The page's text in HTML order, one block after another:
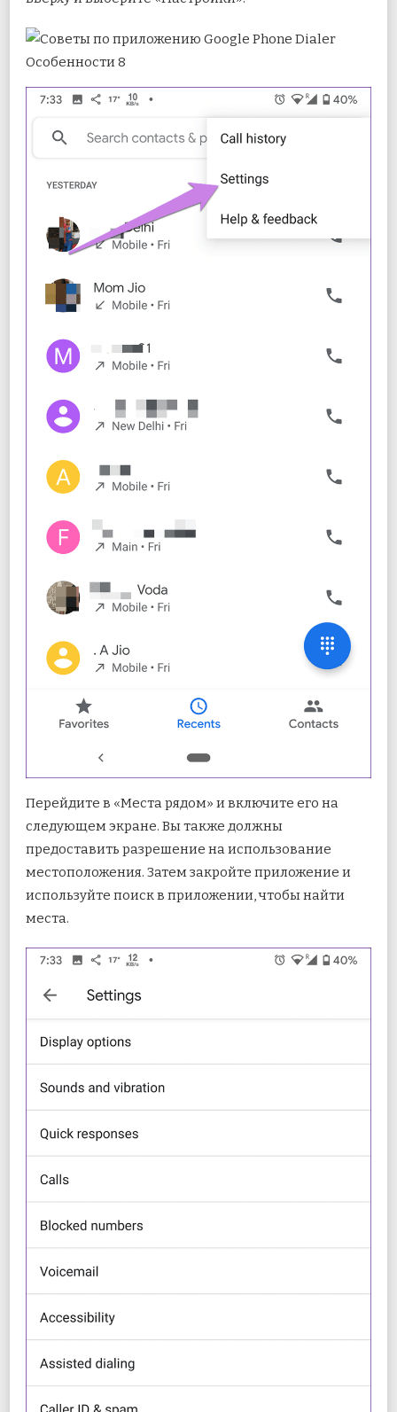
Перейдите в «Места рядом» и включите его на
следующем экране. Вы также должны
предоставить разрешение на использование
местоположения. Затем закройте приложение и
используйте поиск в приложении, чтобы найти
места.